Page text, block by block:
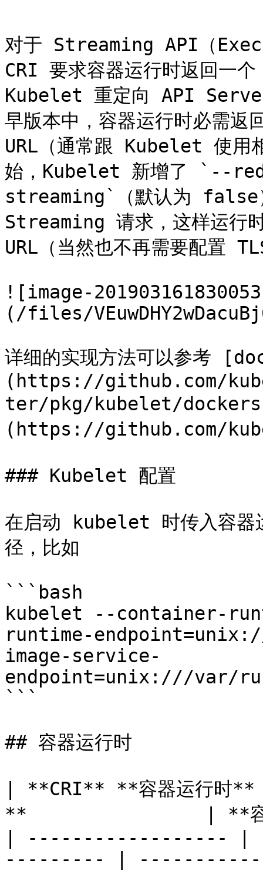
对于 Streaming API（
CRI 要求容器运行时返回
Kubelet 重定向 API
早版本中，容器运行时必需
URL（通常跟 Kubelet 使用
始，Kubelet 新增了 `--
streaming`（默认为 false
Streaming 请求，这样运
URL（当然也不再需要配置
![image-
(/files/
详细的实现方法可以参考
(https://github.com/
ter/pkg/kubelet/
(https://github.com/
### Kubelet 配置
在启动 kubelet 时传入容
径，比如
```bash
kubelet --container-
runtime-
image-service-
endpoint=unix:///var/
```
## 容器运行时
| **CRI** **容器运行
**                | **
| ------------------
--------- |